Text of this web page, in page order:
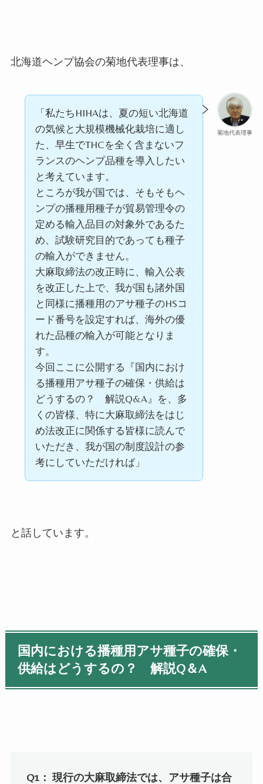
北海道ヘンプ協会の菊地代表理事は、
菊地代表理事
「私たちHIHAは、夏の短い北海道
の気候と大規模機械化栽培に適し
た、早生でTHCを全く含まないフ
ランスのヘンプ品種を導入したい
と考えています。
ところが我が国では、そもそもヘ
ンプの播種用種子が貿易管理令の
定める輸入品目の対象外であるた
め、試験研究目的であっても種子
の輸入ができません。
大麻取締法の改正時に、輸入公表
を改正した上で、我が国も諸外国
と同様に播種用のアサ種子のHSコ
ード番号を設定すれば、海外の優
れた品種の輸入が可能となりま
す。
今回ここに公開する『国内におけ
る播種用アサ種子の確保・供給は
どうするの？ 解説Q&A』 を、多
くの皆様、特に大麻取締法をはじ
め法改正に関係する皆様に読んで
いただき、我が国の制度設計の参
考にしていただければ」
と話しています。
国内における播種用アサ種子の確保・
供給はどうするの？ 解説Q＆A
Q1： 現行の大麻取締法では、アサ種子は合